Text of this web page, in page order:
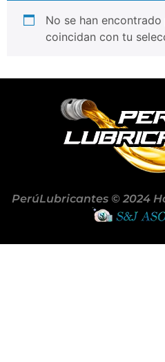
No se han
coincidan con tu
PerúLubricantes © 2024